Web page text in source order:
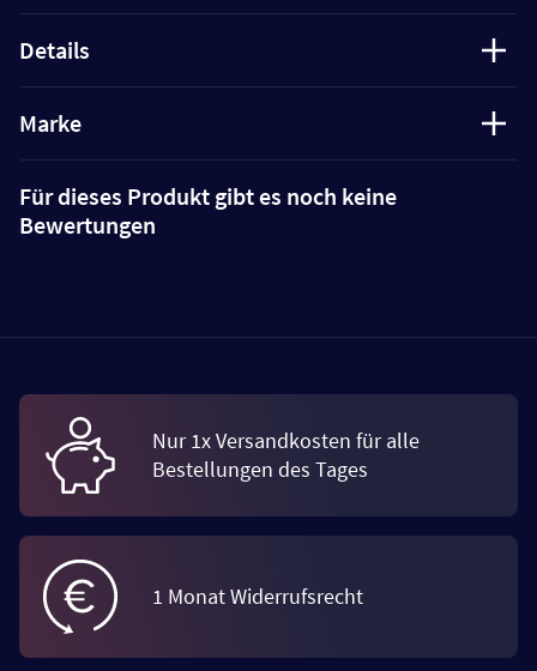
Details
Marke
Für dieses Produkt gibt es noch keine
Bewertungen
Nur 1x Versandkosten für alle
Bestellungen des Tages
1 Monat Widerrufsrecht